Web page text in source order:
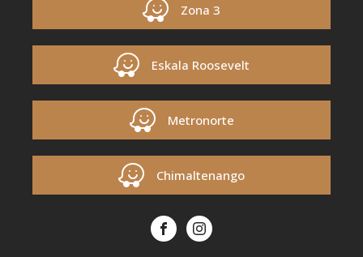
Zona 3
Eskala Roosevelt
Metronorte
Chimaltenango